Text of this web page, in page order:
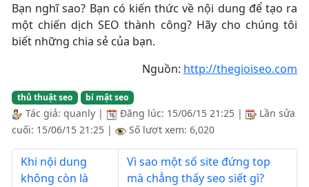
Bạn nghĩ sao? Bạn có kiến thức về nội dung để tạo ra
một chiến dịch SEO thành công? Hãy cho chúng tôi
biết những chia sẻ của bạn.
Nguồn: http://thegioiseo.com
thủ thuật seo bí mật seo
Tác giả: quanly | Đăng lúc: 15/06/15 21:25 |
Lần sửa
cuối: 15/06/15 21:25 | Số lượt xem: 6,020
Khi nội dung
không còn là
Vì sao một số site đứng top
mà chẳng thấy seo siết gì?